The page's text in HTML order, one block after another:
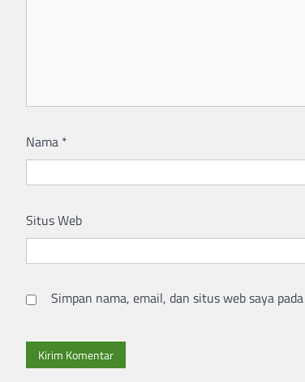
Nama *
Situs Web
Simpan nama, email, dan situs web saya